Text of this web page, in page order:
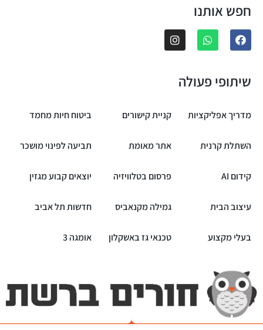
חפש אותנו
שיתופי פעולה
מדריך אפליקציות קניית קישורים ביטוח חיות מחמד
השתלת קרנית אתר מאומת תביעה לפינוי מושכר
קידום AI פרסום בטלוויזיה יוצאים קבוע מגזין
עיצוב הבית גמילה מקנאביס חדשות תל אביב
בעלי מקצוע טכנאי גז באשקלון אומגה 3